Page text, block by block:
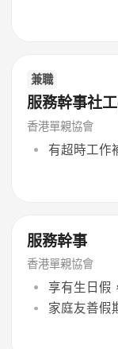
兼職
服務幹事社
香港單親協會
有超時工作
服務幹事
香港單親協會
享有生日假
家庭友善假